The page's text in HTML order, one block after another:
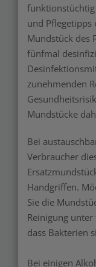
und Pflegetipps
Mundstück des
fünfmal
zunehmenden
Mundstücke
Bei
Verbraucher
Handgriffen.
Sie die
Reinigung
dass Bakterien
Bei einigen